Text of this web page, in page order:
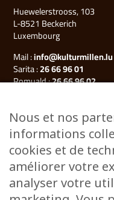
Huewelerstrooss, 103
L-8521 Beckerich
Luxembourg
Mail :info@kulturmillen.lu
Sarita :26 66 96 01
Romuald :26 66 96 02
Plan du site
Kulturmillen
Musée des énergies
Millegalerie
Évènements
Nous et nos
informations
cookies et de
améliorer votre
analyser votre